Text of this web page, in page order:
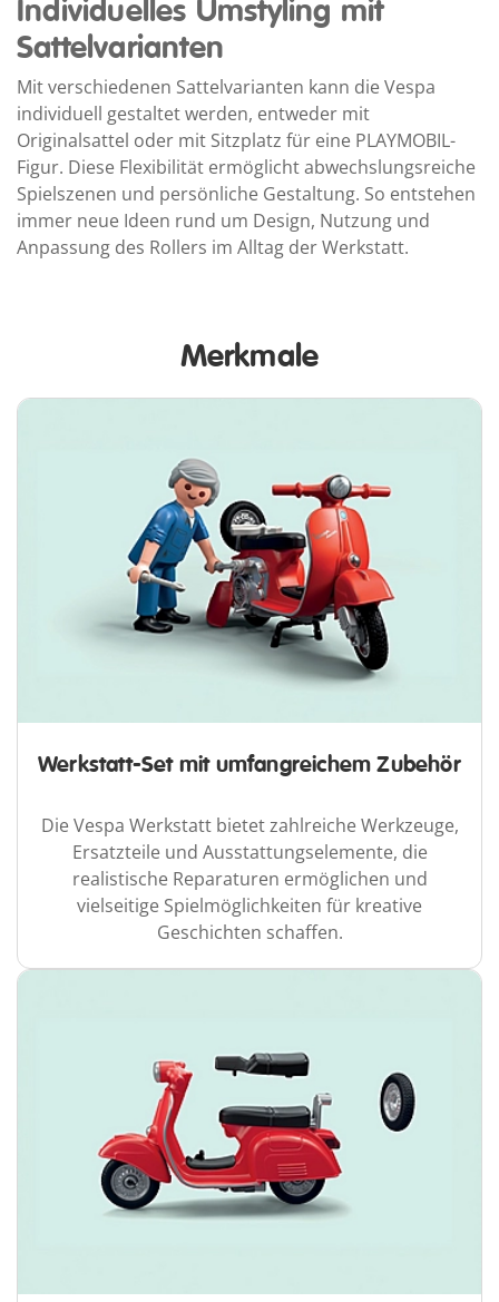
Individuelles Umstyling mit
Sattelvarianten
Mit verschiedenen Sattelvarianten kann die Vespa
individuell gestaltet werden, entweder mit
Originalsattel oder mit Sitzplatz für eine PLAYMOBIL-
Figur. Diese Flexibilität ermöglicht abwechslungsreiche
Spielszenen und persönliche Gestaltung. So entstehen
immer neue Ideen rund um Design, Nutzung und
Anpassung des Rollers im Alltag der Werkstatt.
Merkmale
Werkstatt-Set mit umfangreichem Zubehör
Die Vespa Werkstatt bietet zahlreiche Werkzeuge,
Ersatzteile und Ausstattungselemente, die
realistische Reparaturen ermöglichen und
vielseitige Spielmöglichkeiten für kreative
Geschichten schaffen.